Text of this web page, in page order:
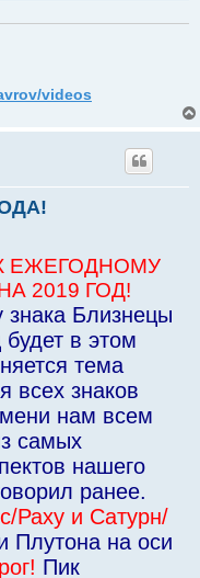
videos
ЕЖЕГОДНОМУ
2019 ГОД!
знака Близнецы
в этом
тема
всех знаков
нам всем
самых
нашего
ранее.
Раху и Сатурн/
Плутона на оси
Пик